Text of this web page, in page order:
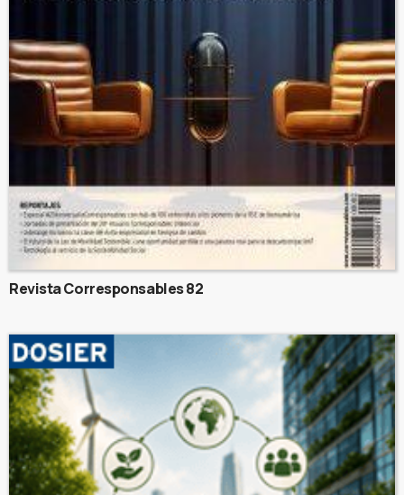
Revista Corresponsables 82